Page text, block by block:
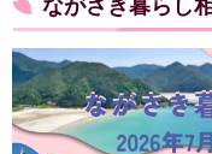
ながさき暮らし